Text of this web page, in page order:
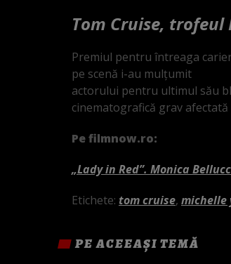
Tom Cruise,
Premiul pentru întreaga
pe scenă i-au mulţumit
actorului pentru ultimul său
cinematografică grav afectată
Pe filmnow.ro:
„Lady in Red”. Monica
Etichete: tom cruise, michelle
PE ACEEAȘI TEMĂ